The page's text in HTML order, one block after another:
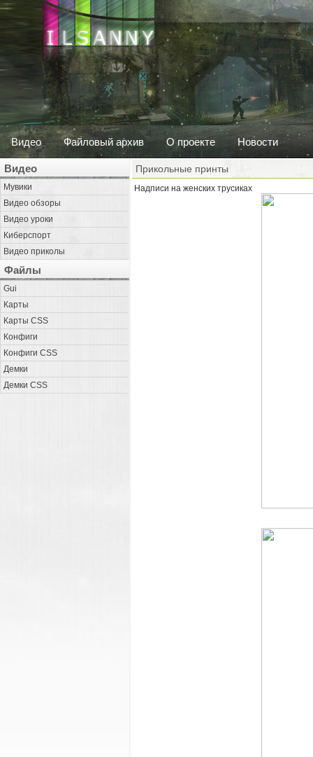
Видео Файловый архив О проекте Новости
Видео
Мувики
Видео обзоры
Видео уроки
Киберспорт
Видео приколы
Файлы
Gui
Карты
Карты CSS
Конфиги
Конфиги CSS
Демки
Демки CSS
Прикольные принты
Надписи на женских трусиках